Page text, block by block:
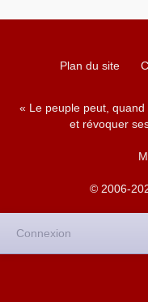
Plan du site
« Le peuple peut,
et révoquer
© 2006-
Connexion